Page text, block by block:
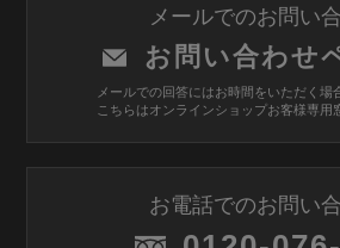
メールでのお問い
お問い合わせ
メールでの回答にはお時間をいただく場
こちらはオンラインショップお客様専用
お電話でのお問い